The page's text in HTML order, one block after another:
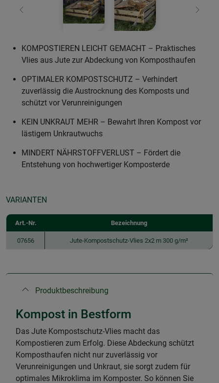
Zurück Weiter
KOMPOSTIEREN LEICHT GEMACHT – Praktisches
Vlies aus Jute zur Abdeckung von Komposthaufen
OPTIMALER KOMPOSTSCHUTZ – Verhindert
zuverlässig die Austrocknung des Komposts und
schützt vor Verunreinigungen
KEIN UNKRAUT MEHR – Bewahrt Ihren Kompost vor
lästigem Unkrautwuchs
MINDERT NÄHRSTOFFVERLUST – Fördert die
Entstehung von hochwertiger Komposterde
VARIANTEN
Art.-Nr. Bezeichnung
07656 Jute-Kompostschutz-Vlies 2x2 m 300 g/m²
Produktbeschreibung
Kompost in Bestform
Das Jute Kompostschutz-Vlies macht das
Kompostieren zum Erfolg. Diese Abdeckung schützt
Komposthaufen nicht nur zuverlässig vor
Verunreinigungen und Unkraut, sie sorgt zudem für
optimales Mikroklima im Komposter. So können Sie